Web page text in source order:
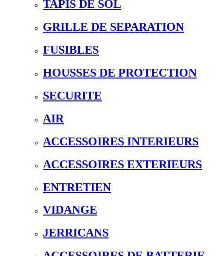
TAPIS DE SOL
GRILLE DE SEPARATION
FUSIBLES
HOUSSES DE PROTECTION
SECURITE
AIR
ACCESSOIRES INTERIEURS
ACCESSOIRES EXTERIEURS
ENTRETIEN
VIDANGE
JERRICANS